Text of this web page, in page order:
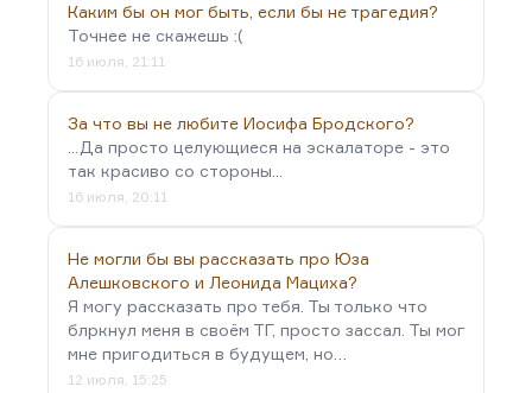
Каким бы он мог быть, если бы не трагедия?
Точнее не скажешь :(
16 июля, 21:11
За что вы не любите Иосифа Бродского?
...Да просто целующиеся на эскалаторе - это
так красиво со стороны...
16 июля, 20:11
Не могли бы вы рассказать про Юза
Алешковского и Леонида Мациха?
Я могу рассказать про тебя. Ты только что
блркнул меня в своём ТГ, просто зассал. Ты мог
мне пригодиться в будущем, но…
12 июля, 15:25